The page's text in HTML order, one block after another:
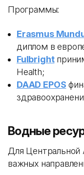
Программы:
Erasmus
диплом в
Fulbright
Health;
DAAD EPOS
Водные
Для Центральной
важных